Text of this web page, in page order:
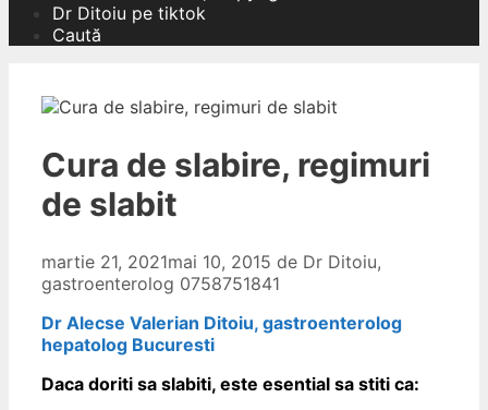
Dr Ditoiu pe tiktok
Caută
Cura de slabire, regimuri
de slabit
martie 21, 2021mai 10, 2015 de Dr Ditoiu,
gastroenterolog 0758751841
Dr Alecse Valerian Ditoiu, gastroenterolog
hepatolog Bucuresti
Daca doriti sa slabiti, este esential sa stiti ca: